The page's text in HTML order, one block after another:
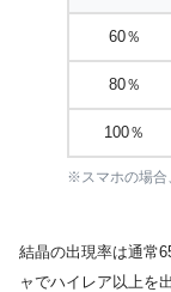
60％
80％
100％
※スマホの場合
結晶の出現率は通常
ャでハイレア以上を